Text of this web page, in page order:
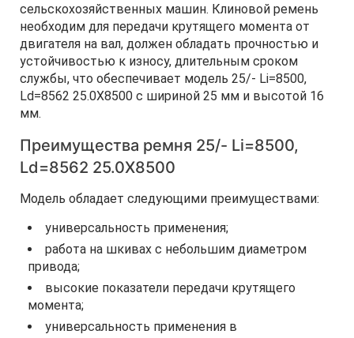
сельскохозяйственных машин. Клиновой ремень
необходим для передачи крутящего момента от
двигателя на вал, должен обладать прочностью и
устойчивостью к износу, длительным сроком
службы, что обеспечивает модель 25/- Li=8500,
Ld=8562 25.0X8500 с шириной 25 мм и высотой 16
мм.
Преимущества ремня 25/- Li=8500,
Ld=8562 25.0X8500
Модель обладает следующими преимуществами:
универсальность применения;
работа на шкивах с небольшим диаметром
привода;
высокие показатели передачи крутящего
момента;
универсальность применения в